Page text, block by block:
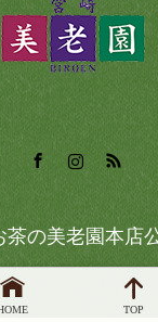
TOP
茶の美老園本店